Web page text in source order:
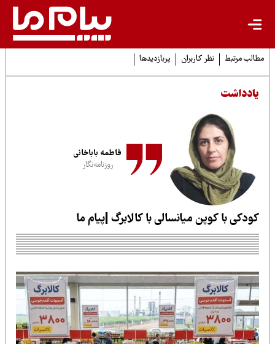
مرتبط نظر کاربران پربازدیدها
فاطمه باباخانی
روزنامه‌نگار
با کوپن میانسالی با کالابرگ |پیام ما